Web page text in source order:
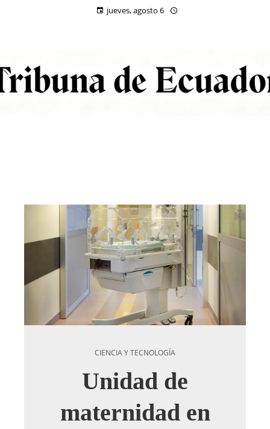
jueves, agosto 6
CIENCIA Y TECNOLOGÍA
Unidad de
maternidad en